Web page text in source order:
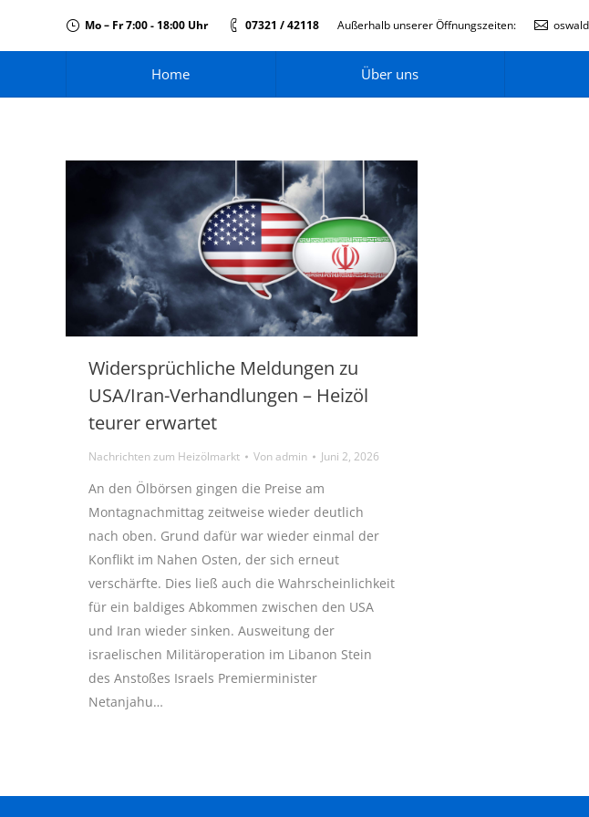
Mo – Fr 7:00 - 18:00 Uhr 07321 / 42118 Außerhalb unserer Öffnungszeiten:
Home Über uns
Widersprüchliche Meldungen zu
USA/Iran-Verhandlungen – Heizöl
teurer erwartet
Nachrichten zum Heizölmarkt Vonadmin Juni 2, 2026
An den Ölbörsen gingen die Preise am
Montagnachmittag zeitweise wieder deutlich
nach oben. Grund dafür war wieder einmal der
Konflikt im Nahen Osten, der sich erneut
verschärfte. Dies ließ auch die Wahrscheinlichkeit
für ein baldiges Abkommen zwischen den USA
und Iran wieder sinken. Ausweitung der
israelischen Militäroperation im Libanon Stein
des Anstoßes Israels Premierminister
Netanjahu…